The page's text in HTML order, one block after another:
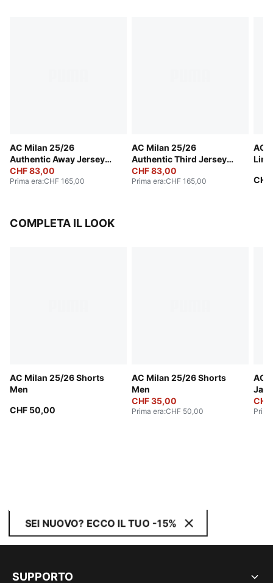
AC Milan 25/26
Authentic Away Jersey
Men
CHF 83,00
Prima era:CHF 165,00
AC Milan 25/26
Authentic Third Jersey
Men
CHF 83,00
Prima era:CHF 165,00
AC
COMPLETA IL LOOK
AC Milan 25/26 Shorts
Men
CHF 50,00
AC Milan 25/26 Shorts
Men
CHF 35,00
Prima era:CHF 50,00
AC
SEI NUOVO? ECCO IL TUO -15%
SUPPORTO